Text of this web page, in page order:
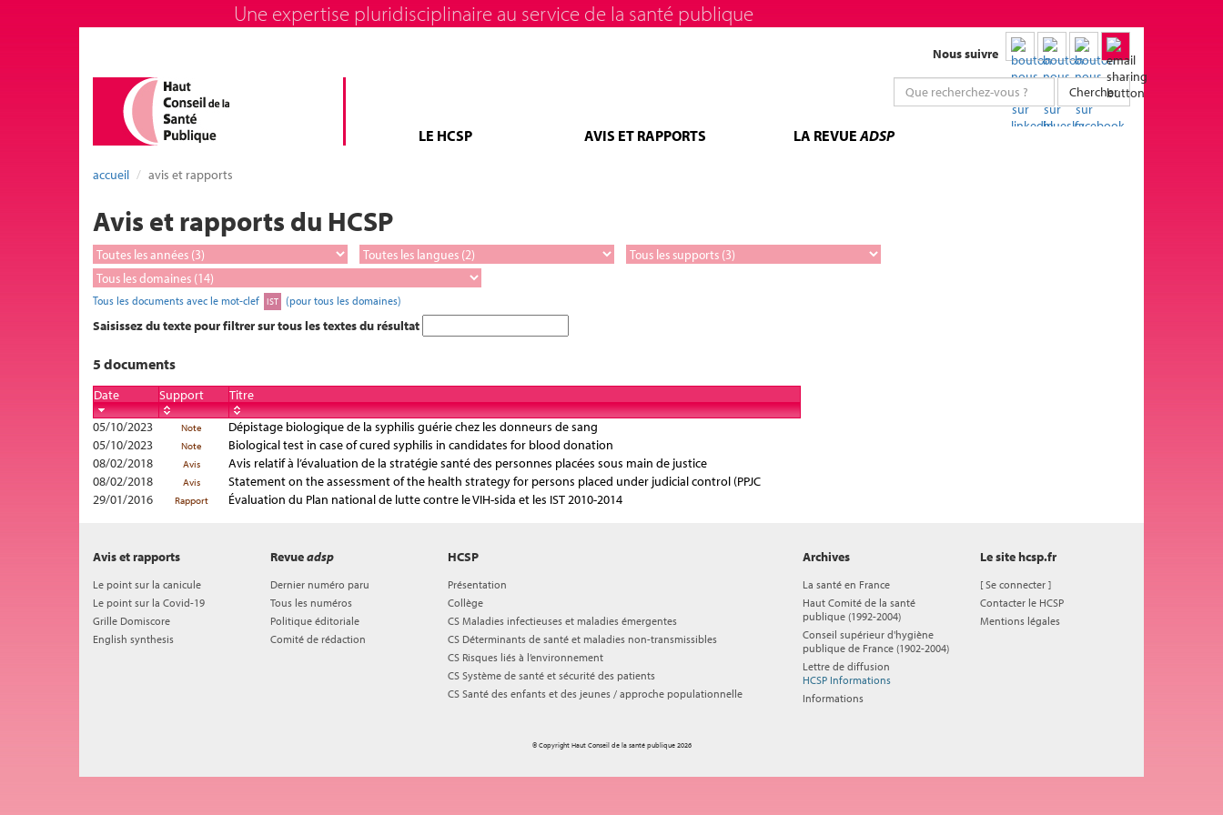
Une expertise pluridisciplinaire au service de la santé publique
Nous suivre
Chercher
LE HCSP AVIS ET RAPPORTS LA REVUEADSP
accueil avis et rapports
Avis et rapports du HCSP
Tous les documents avec le mot-clef IST (pour tous les domaines)
Saisissez du texte pour filtrer sur tous les textes du résultat
5 documents
Date Support
Titre
05/10/2023
Note
Dépistage biologique de la syphilis guérie chez les donneurs de sang
05/10/2023
Note
Biological test in case of cured syphilis in candidates for blood donation
08/02/2018
Avis
Avis relatif à l’évaluation de la stratégie santé des personnes placées sous main de justice
08/02/2018
Avis
Statement on the assessment of the health strategy for persons placed under judicial control (PPJC
29/01/2016
Rapport Évaluation du Plan national de lutte contre le VIH-sida et les IST 2010-2014
HCSP
Présentation
Collège
CS Maladies infectieuses et maladies émergentes
CS Déterminants de santé et maladies non-transmissibles
CS Risques liés à l’environnement
CS Système de santé et sécurité des patients
CS Santé des enfants et des jeunes / approche populationnelle
Avis et rapports
Le point sur la canicule
Le point sur la Covid-19
Grille Domiscore
English synthesis
Revueadsp
Dernier numéro paru
Tous les numéros
Politique éditoriale
Comité de rédaction
Archives
La santé en France
Haut Comité de la santé
publique (1992-2004)
Conseil supérieur d'hygiène
publique de France (1902-2004)
Lettre de diffusion
HCSP Informations
Informations
Le site hcsp.fr
[Se connecter ]
Contacter le HCSP
Mentions légales
© Copyright Haut Conseil de la santé publique 2026